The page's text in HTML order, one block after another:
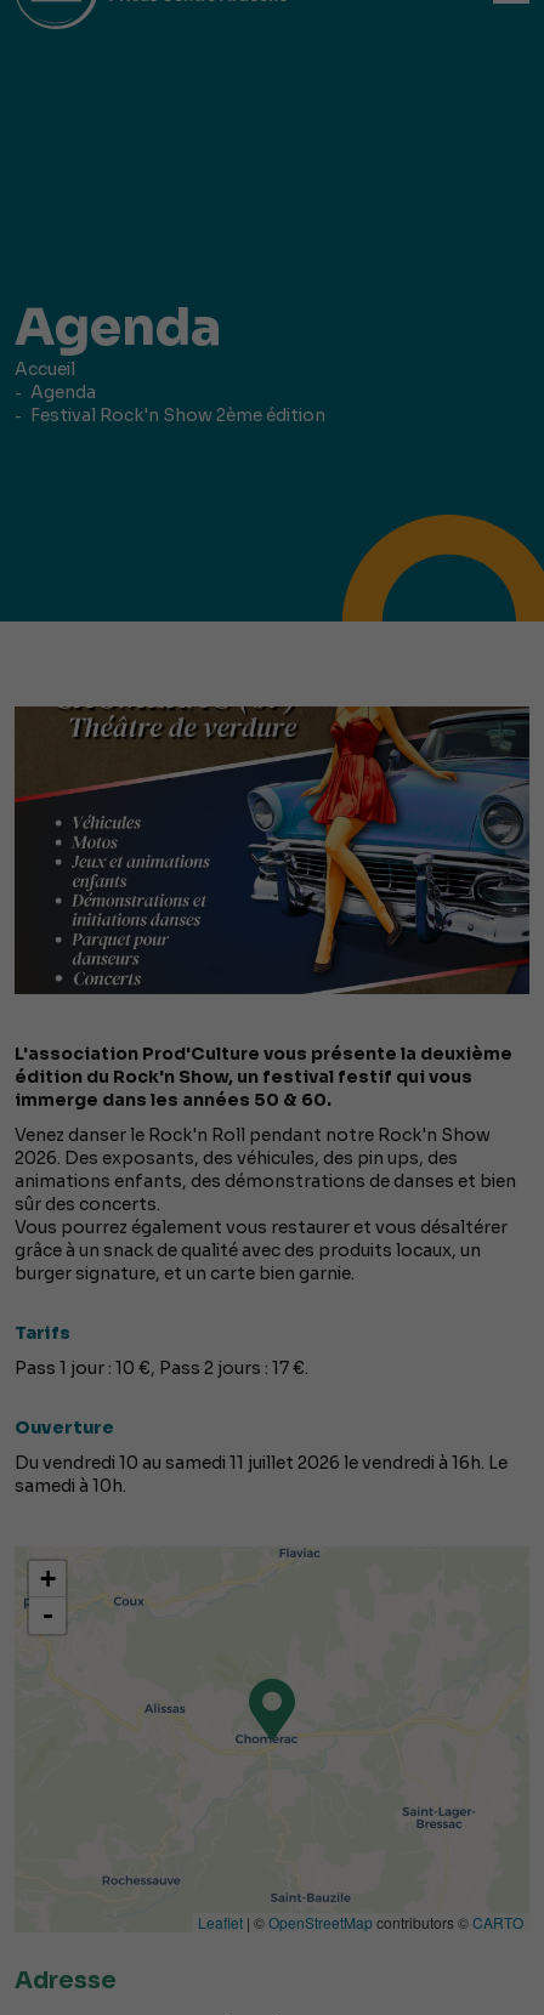
Agenda
Accueil
Agenda
Festival Rock'n Show 2ème édition
L'association Prod'Culture vous présente la deuxième
édition du Rock'n Show, un festival festif qui vous
immerge dans les années 50 & 60.
Venez danser le Rock'n Roll pendant notre Rock'n Show
2026. Des exposants, des véhicules, des pin ups, des
animations enfants, des démonstrations de danses et bien
sûr des concerts.
Vous pourrez également vous restaurer et vous désaltérer
grâce à un snack de qualité avec des produits locaux, un
burger signature, et un carte bien garnie.
Tarifs
Pass 1 jour : 10 €, Pass 2 jours : 17 €.
Ouverture
Du vendredi 10 au samedi 11 juillet 2026 le vendredi à 16h. Le
samedi à 10h.
+
-
Leaflet | ©OpenStreetMapcontributors ©CARTO
Adresse